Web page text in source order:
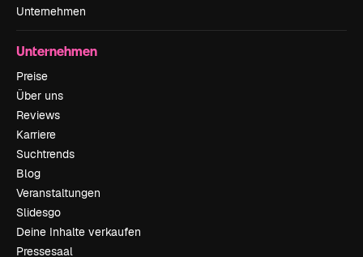
Unternehmen
Unternehmen
Preise
Über uns
Reviews
Karriere
Suchtrends
Blog
Veranstaltungen
Slidesgo
Deine Inhalte verkaufen
Pressesaal